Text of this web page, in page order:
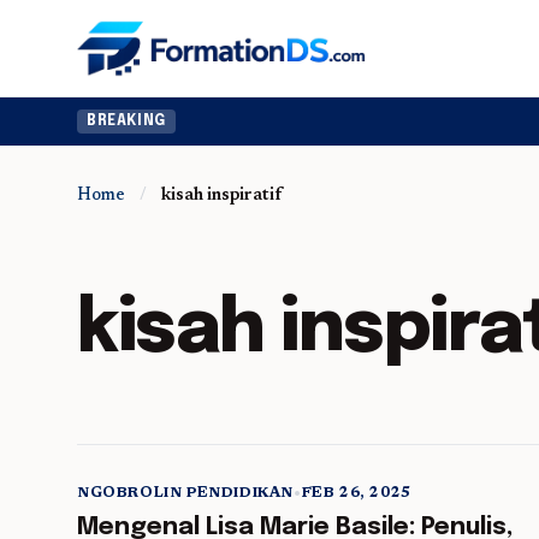
BREAKING
Home / kisah inspiratif
kisah
5 min read
NGOBROLIN PENDIDIKAN•FEB 26, 2025
Mengenal Lisa Marie Basile: Penulis,